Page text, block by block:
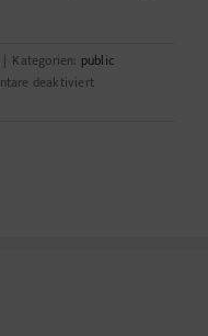
| Kategorien: public
deaktiviertfür